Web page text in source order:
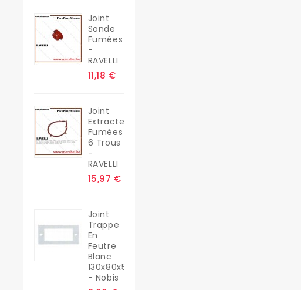
Joint
Sonde
Fumées
-
RAVELLI
11,18 €
Joint
Extracteur
Fumées
6 Trous
-
RAVELLI
15,97 €
Joint
Trappe
En
Feutre
Blanc
130x80x5
- Nobis